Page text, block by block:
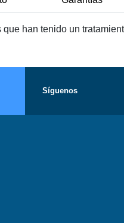
han tenido un
Síguenos